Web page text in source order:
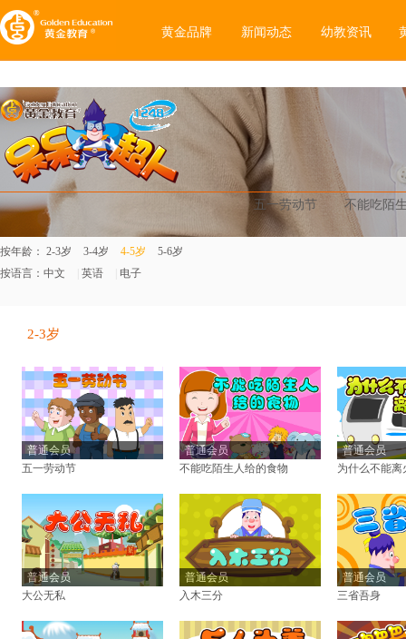
黄金品牌 新闻动态 幼教资讯
五一劳动节 不能吃陌
按年龄： 2-3岁 3-4岁 4-5岁
5-6岁
按语言： 中文 英语 电子
2-3岁
普通会员
五一劳动节
普通会员
不能吃陌生人给的食物
普通会员
为什么不能离
普通会员
大公无私
普通会员
入木三分
普通会员
三省吾身